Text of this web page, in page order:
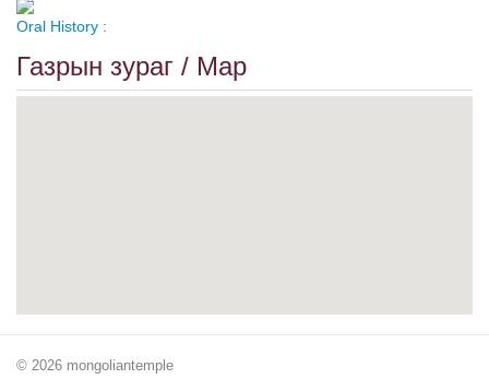
Oral History :
Газрын зураг / Map
© 2026 mongoliantemple